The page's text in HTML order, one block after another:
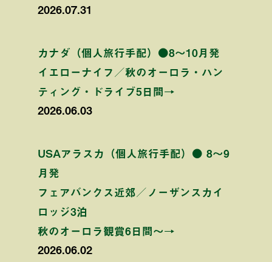
2026.07.31
カナダ（個人旅行手配）●8〜10月発
イエローナイフ／秋のオーロラ・ハン
ティング・ドライブ5日間→
2026.06.03
USAアラスカ（個人旅行手配）● 8〜9
月発
フェアバンクス近郊／ノーザンスカイ
ロッジ3泊
秋のオーロラ観賞6日間〜→
2026.06.02